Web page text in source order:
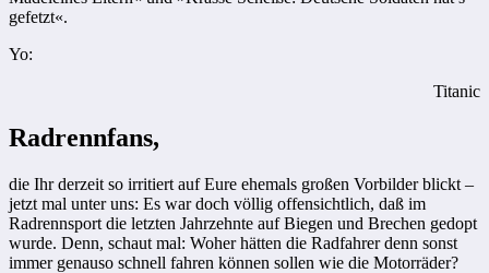
gefetzt«.
Yo:
Titanic
Radrennfans,
die Ihr derzeit so irritiert auf ­Eure ehemals großen Vorbilder blickt –
jetzt mal unter uns: Es war doch völlig offensichtlich, daß im
Radrennsport die letzten Jahrzehnte auf Biegen und Brechen gedopt
wurde. Denn, schaut mal: Woher hätten die Radfahrer denn sonst
immer genauso schnell fahren können sollen wie die Motorräder?